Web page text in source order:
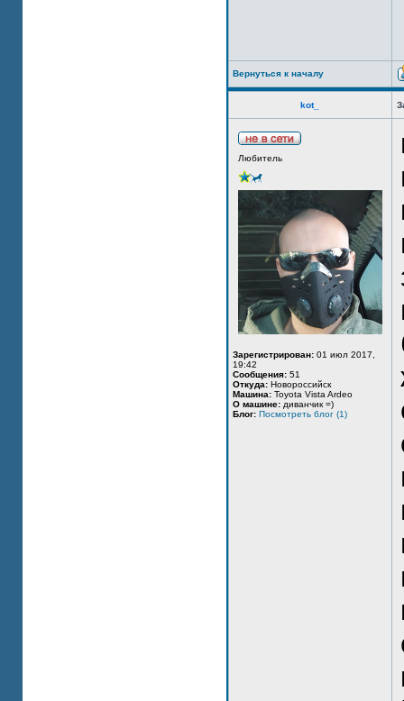
Вернуться к началу
kot_
Любитель
Зарегистрирован: 01 июл 2017,
19:42
Сообщения: 51
Откуда: Новороссийск
Машина: Toyota Vista Ardeo
О машине: диванчик =)
Блог: Посмотреть блог (1)